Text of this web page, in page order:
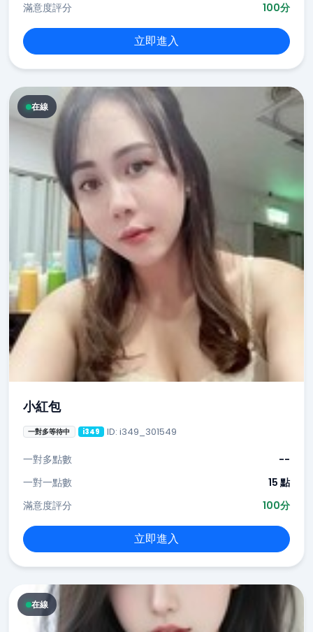
滿意度評分
100分
立即進入
在線
小紅包
一對多等待中 i349 ID: i349_301549
一對多點數
--
一對一點數
15 點
滿意度評分
100分
立即進入
在線